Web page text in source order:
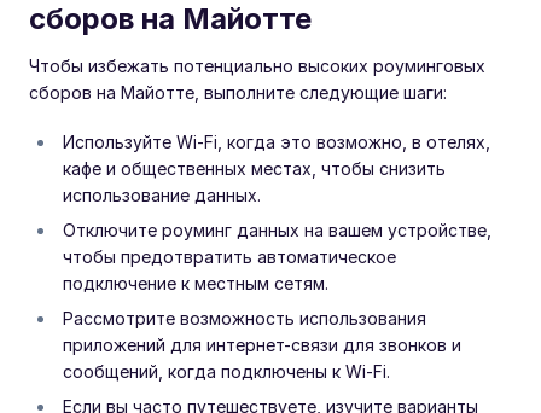
сборов на Майотте
Чтобы избежать потенциально высоких роуминговых
сборов на Майотте, выполните следующие шаги:
Используйте Wi-Fi, когда это возможно, в отелях,
кафе и общественных местах, чтобы снизить
использование данных.
Отключите роуминг данных на вашем устройстве,
чтобы предотвратить автоматическое
подключение к местным сетям.
Рассмотрите возможность использования
приложений для интернет-связи для звонков и
сообщений, когда подключены к Wi-Fi.
Если вы часто путешествуете, изучите варианты